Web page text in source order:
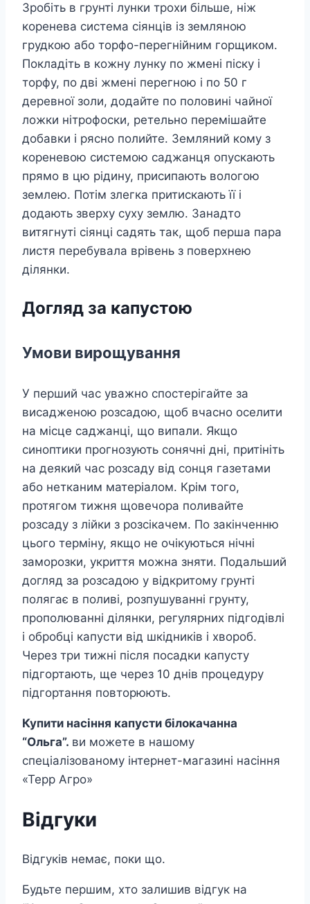
Зробіть в грунті лунки трохи більше, ніж
коренева система сіянців із земляною
грудкою або торфо-перегнійним горщиком.
Покладіть в кожну лунку по жмені піску і
торфу, по дві жмені перегною і по 50 г
деревної золи, додайте по половині чайної
ложки нітрофоски, ретельно перемішайте
добавки і рясно полийте. Земляний кому з
кореневою системою саджанця опускають
прямо в цю рідину, присипають вологою
землею. Потім злегка притискають її і
додають зверху суху землю. Занадто
витягнуті сіянці садять так, щоб перша пара
листя перебувала врівень з поверхнею
ділянки.
Догляд за капустою
Умови вирощування
У перший час уважно спостерігайте за
висадженою розсадою, щоб вчасно оселити
на місце саджанці, що випали. Якщо
синоптики прогнозують сонячні дні, притініть
на деякий час розсаду від сонця газетами
або нетканим матеріалом. Крім того,
протягом тижня щовечора поливайте
розсаду з лійки з розсікачем. По закінченню
цього терміну, якщо не очікуються нічні
заморозки, укриття можна зняти. Подальший
догляд за розсадою у відкритому грунті
полягає в поливі, розпушуванні грунту,
прополюванні ділянки, регулярних підгодівлі
і обробці капусти від шкідників і хвороб.
Через три тижні після посадки капусту
підгортають, ще через 10 днів процедуру
підгортання повторюють.
Купити насіння капусти білокачанна
“Ольга”. ви можете в нашому
спеціалізованому інтернет-магазині насіння
«Терр Агро»
Відгуки
Відгуків немає, поки що.
Будьте першим, хто залишив відгук на